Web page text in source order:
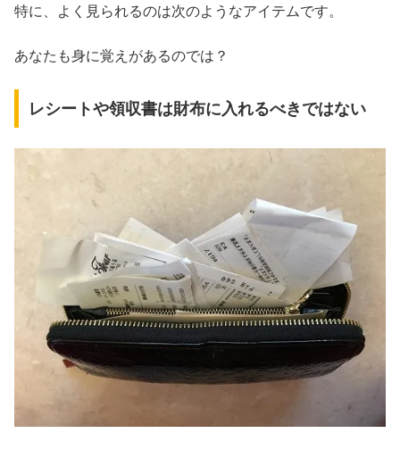
特に、よく見られるのは次のようなアイテムです。
あなたも身に覚えがあるのでは？
レシートや領収書は財布に入れるべきではない